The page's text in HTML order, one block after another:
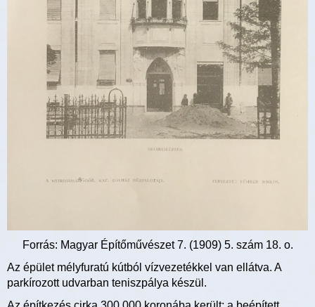
Forrás: Magyar Építőművészet 7. (1909) 5. szám 18. o.
Az épület mélyfuratú kútból vízvezetékkel van ellátva. A
parkírozott udvarban teniszpálya készül.